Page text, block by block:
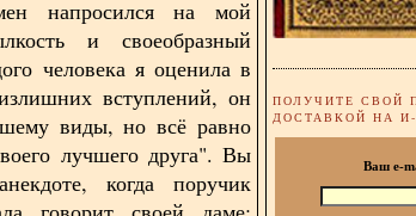
напросился на мой
и своеобразный
человека я оценила в
вступлений, он
виды, но всё равно
лучшего друга". Вы
когда поручик
ПОЛУЧИТЕ СВОЙ
ДОСТАВКОЙ НА
Ваш e-